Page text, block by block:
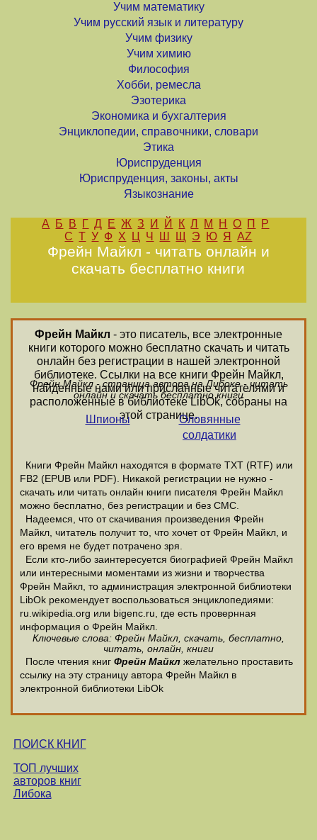
Учим математику
Учим русский язык и литературу
Учим физику
Учим химию
Философия
Хобби, ремесла
Эзотерика
Экономика и бухгалтерия
Энциклопедии, справочники, словари
Этика
Юриспруденция
Юриспруденция, законы, акты
Языкознание
А Б В Г Д Е Ж З И Й К Л М Н О П
Р
С Т У Ф Х Ц Ч Ш Щ Э Ю Я AZ
Фрейн Майкл - читать онлайн и
скачать бесплатно книги
Фрейн Майкл - это писатель, все электронные
книги которого можно бесплатно скачать и читать
онлайн без регистрации в нашей электронной
библиотеке. Ссылки на все книги Фрейн Майкл,
найденные нами или присланные читателями и
расположенные в библиотеке LibOk, собраны на
этой странице.
Фрейн Майкл - страница автора на Либоке - читать
онлайн и скачать бесплатно книги
Шпионы
Оловянные
солдатики
Книги Фрейн Майкл находятся в формате ТХТ (RTF) или
FB2 (EPUB или PDF). Никакой регистрации не нужно -
скачать или читать онлайн книги писателя Фрейн Майкл
можно бесплатно, без регистрации и без СМС.
Надеемся, что от скачивания произведения Фрейн
Майкл, читатель получит то, что хочет от Фрейн Майкл, и
его время не будет потрачено зря.
Если кто-либо заинтересуется биографией Фрейн Майкл
или интересными моментами из жизни и творчества
Фрейн Майкл, то администрация электронной библиотеки
LibOk рекомендует воспользоваться энциклопедиями:
ru.wikipedia.org или bigenc.ru, где есть провернная
информация о Фрейн Майкл.
Ключевые слова: Фрейн Майкл, скачать, бесплатно,
читать, онлайн, книги
После чтения книг Фрейн Майкл желательно проставить
ссылку на эту страницу автора Фрейн Майкл в
электронной библиотеки LibOk
ПОИСК КНИГ
ТОП лучших
авторов книг
Либока